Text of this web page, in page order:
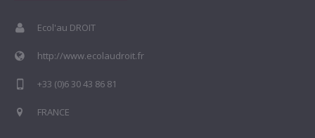
Ecol'au DROIT
http://www.ecolaudroit.fr
+33 (0)6 30 43 86 81
FRANCE